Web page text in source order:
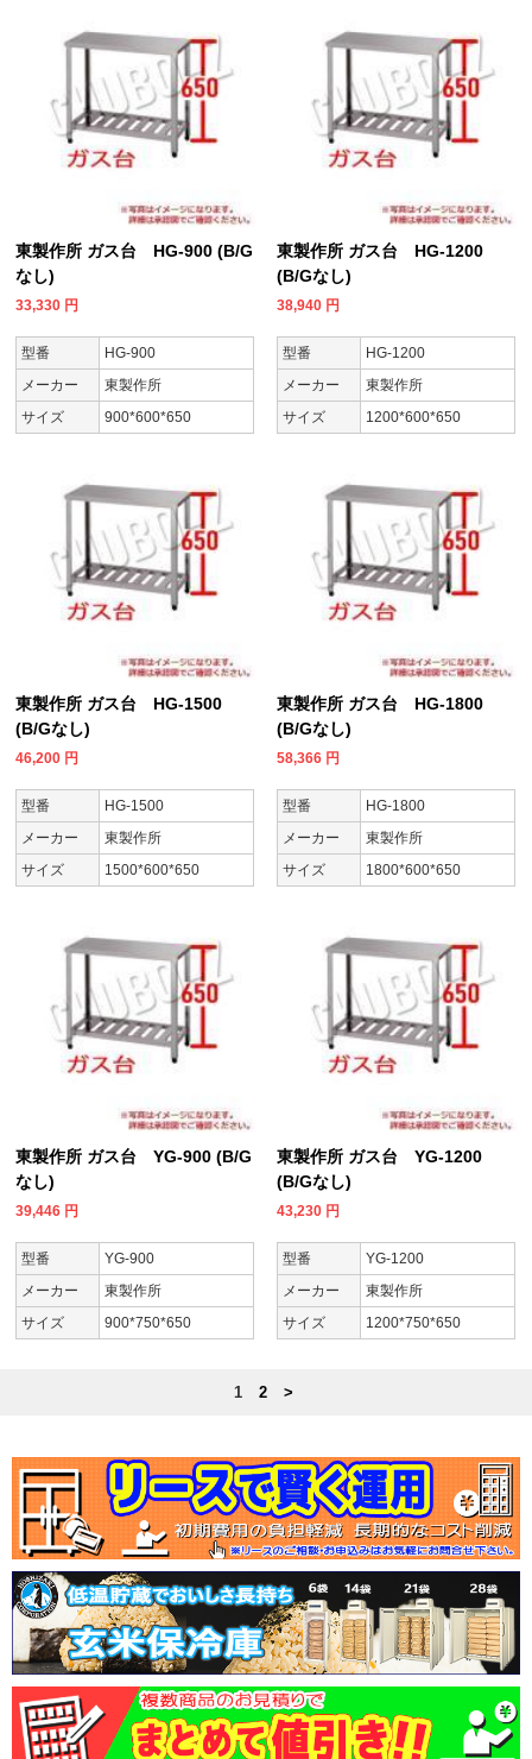
東製作所 ガス台 HG-900 (B/G
なし)
33,330 円
型番
HG-900
メーカー
東製作所
サイズ
900*600*650
東製作所 ガス台 HG-1200
(B/Gなし)
38,940 円
型番
HG-1200
メーカー
東製作所
サイズ
1200*600*650
東製作所 ガス台 HG-1500
(B/Gなし)
46,200 円
型番
HG-1500
メーカー
東製作所
サイズ
1500*600*650
東製作所 ガス台 HG-1800
(B/Gなし)
58,366 円
型番
HG-1800
メーカー
東製作所
サイズ
1800*600*650
東製作所 ガス台 YG-900 (B/G
なし)
39,446 円
型番
YG-900
メーカー
東製作所
サイズ
900*750*650
東製作所 ガス台 YG-1200
(B/Gなし)
43,230 円
型番
YG-1200
メーカー
東製作所
サイズ
1200*750*650
1 2 >